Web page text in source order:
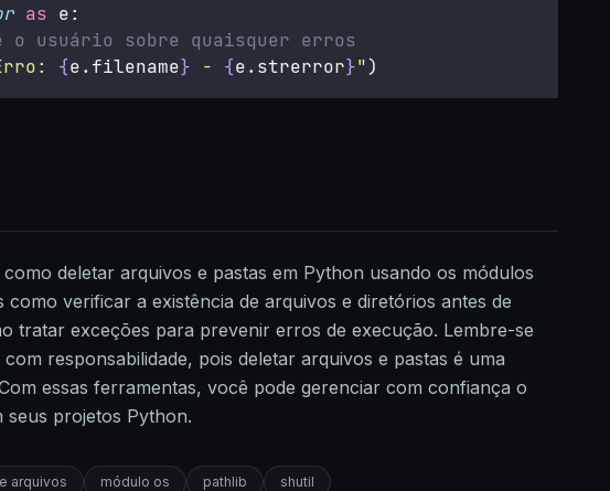
as e:
o usuário sobre quaisquer erros
{e.filename} - {e.strerror}")
deletar arquivos e pastas em Python usando os módulos
como verificar a existência de arquivos e diretórios antes de
tratar exceções para prevenir erros de execução. Lembre-se
responsabilidade, pois deletar arquivos e pastas é uma
essas ferramentas, você pode gerenciar com confiança o
seus projetos Python.
arquivos módulo os pathlib shutil